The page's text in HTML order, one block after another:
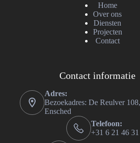
Home
Over ons
Diensten
Projecten
Contact
Contact informatie
Adres:
Bezoekadres: De Reulver
Ensched
Telefoon:
+31 6 21 46